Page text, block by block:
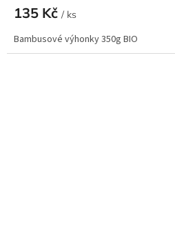
135 Kč / ks
Bambusové výhonky 350g BIO